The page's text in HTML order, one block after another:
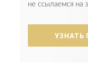
не ссылаемся на
УЗНАТЬ